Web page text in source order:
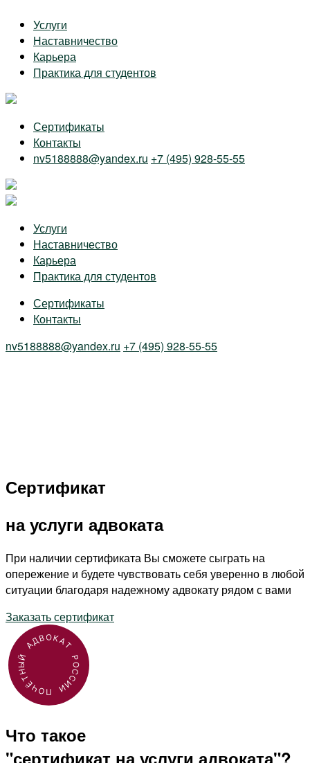
content
Услуги
Наставничество
Карьера
Практика для студентов
Сертификаты
Контакты
nv5188888@yandex.ru +7 (495) 928-55-55
Услуги
Наставничество
Карьера
Практика для студентов
Сертификаты
Контакты
nv5188888@yandex.ru +7 (495) 928-55-55
Сертификат
на услуги адвоката
При наличии сертификата Вы сможете сыграть на
опережение и будете чувствовать себя уверенно в любой
ситуации благодаря надежному адвокату рядом с вами
Заказать сертификат
Что такое
"сертификат на услуги адвоката"?